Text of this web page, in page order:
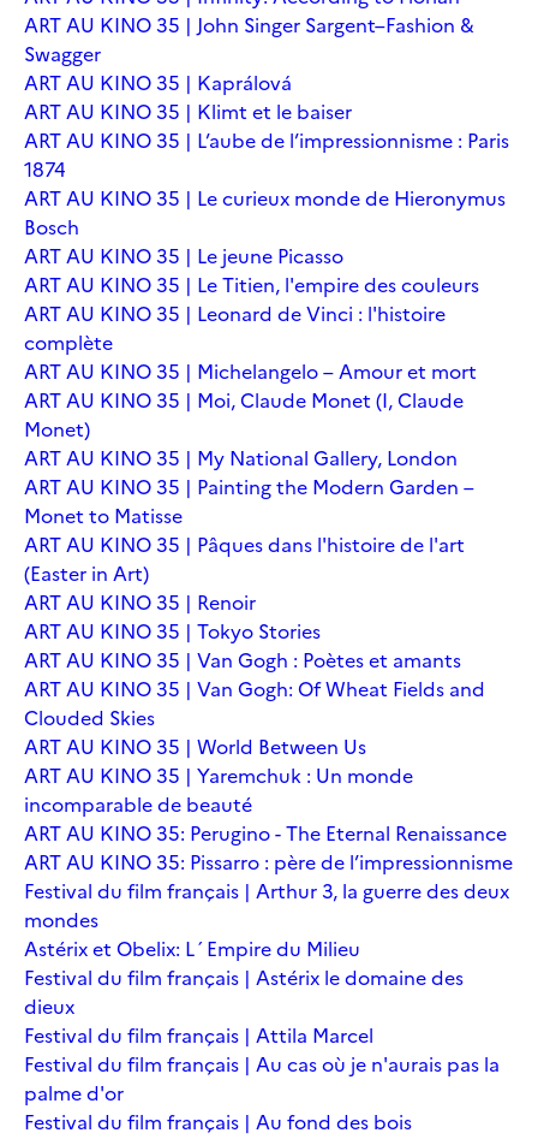
ART AU KINO 35 | John Singer Sargent–Fashion &
Swagger
ART AU KINO 35 | Kaprálová
ART AU KINO 35 | Klimt et le baiser
ART AU KINO 35 | L’aube de l’impressionnisme : Paris
1874
ART AU KINO 35 | Le curieux monde de Hieronymus
Bosch
ART AU KINO 35 | Le jeune Picasso
ART AU KINO 35 | Le Titien, l'empire des couleurs
ART AU KINO 35 | Leonard de Vinci : l'histoire
complète
ART AU KINO 35 | Michelangelo – Amour et mort
ART AU KINO 35 | Moi, Claude Monet (I, Claude
Monet)
ART AU KINO 35 | My National Gallery, London
ART AU KINO 35 | Painting the Modern Garden –
Monet to Matisse
ART AU KINO 35 | Pâques dans l'histoire de l'art
(Easter in Art)
ART AU KINO 35 | Renoir
ART AU KINO 35 | Tokyo Stories
ART AU KINO 35 | Van Gogh : Poètes et amants
ART AU KINO 35 | Van Gogh: Of Wheat Fields and
Clouded Skies
ART AU KINO 35 | World Between Us
ART AU KINO 35 | Yaremchuk : Un monde
incomparable de beauté
ART AU KINO 35: Perugino - The Eternal Renaissance
ART AU KINO 35: Pissarro : père de l’impressionnisme
Festival du film français | Arthur 3, la guerre des deux
mondes
Astérix et Obelix: L´Empire du Milieu
Festival du film français | Astérix le domaine des
dieux
Festival du film français | Attila Marcel
Festival du film français | Au cas où je n'aurais pas la
palme d'or
Festival du film français | Au fond des bois